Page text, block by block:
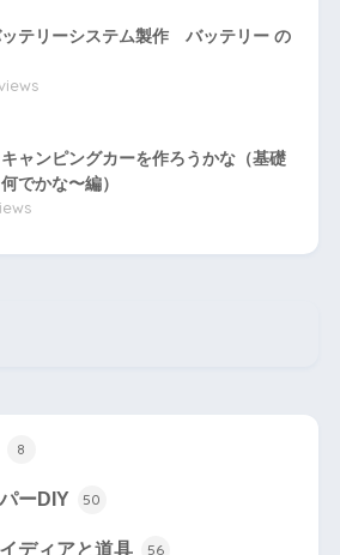
テリーシステム製作 バッテリー の
ャンピングカーを作ろうかな（基礎
でかな〜編）
8
ーDIY 50
ディアと道具 56